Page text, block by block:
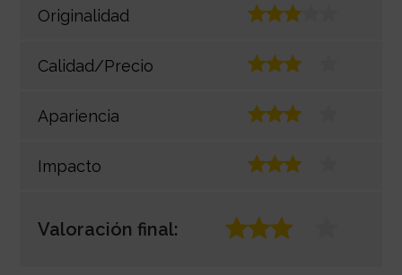
Originalidad
Calidad/Precio
Apariencia
Impacto
Valoración final: